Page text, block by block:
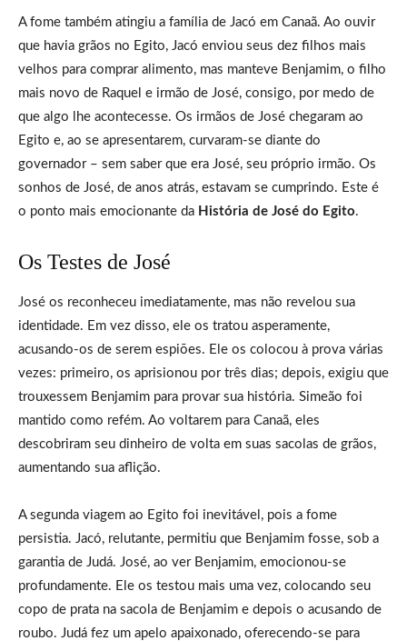
A fome também atingiu a família de Jacó em Canaã. Ao ouvir
que havia grãos no Egito, Jacó enviou seus dez filhos mais
velhos para comprar alimento, mas manteve Benjamim, o filho
mais novo de Raquel e irmão de José, consigo, por medo de
que algo lhe acontecesse. Os irmãos de José chegaram ao
Egito e, ao se apresentarem, curvaram-se diante do
governador – sem saber que era José, seu próprio irmão. Os
sonhos de José, de anos atrás, estavam se cumprindo. Este é
o ponto mais emocionante da História de José do Egito.
Os Testes de José
José os reconheceu imediatamente, mas não revelou sua
identidade. Em vez disso, ele os tratou asperamente,
acusando-os de serem espiões. Ele os colocou à prova várias
vezes: primeiro, os aprisionou por três dias; depois, exigiu que
trouxessem Benjamim para provar sua história. Simeão foi
mantido como refém. Ao voltarem para Canaã, eles
descobriram seu dinheiro de volta em suas sacolas de grãos,
aumentando sua aflição.
A segunda viagem ao Egito foi inevitável, pois a fome
persistia. Jacó, relutante, permitiu que Benjamim fosse, sob a
garantia de Judá. José, ao ver Benjamim, emocionou-se
profundamente. Ele os testou mais uma vez, colocando seu
copo de prata na sacola de Benjamim e depois o acusando de
roubo. Judá fez um apelo apaixonado, oferecendo-se para